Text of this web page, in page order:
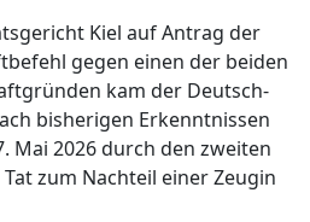
Kiel auf Antrag der
gegen einen der beiden
kam der Deutsch-
bisherigen Erkenntnissen
Mai 2026 durch den zweiten
zum Nachteil einer Zeugin